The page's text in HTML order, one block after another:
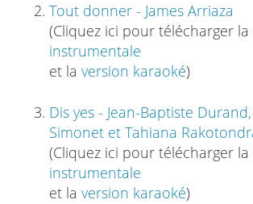
Tout donner - James Arriaza
(Cliquez ici pour télécharger la
instrumentale
et la version karaoké)
Dis yes - Jean-Baptiste
Simonet et Tahiana
(Cliquez ici pour télécharger la
instrumentale
et la version karaoké)